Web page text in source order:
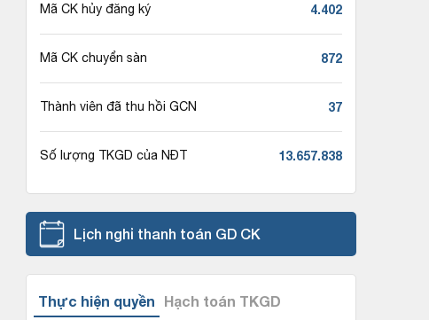
Mã CK hủy đăng ký 4.402
Mã CK chuyển sàn 872
Thành viên đã thu hồi GCN 37
Số lượng TKGD của NĐT 13.657.838
Lịch nghỉ thanh toán GD CK
Thực hiện quyền Hạch toán TKGD